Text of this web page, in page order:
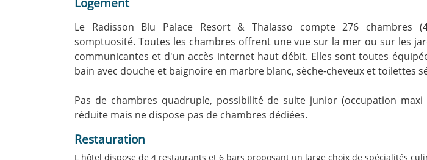
Le Radisson Blu Palace Resort & Thalasso compte 276
somptuosité. Toutes les chambres offrent une vue sur la mer ou sur les
communicantes et d'un accès internet haut débit. Elles sont toutes
bain avec douche et baignoire en marbre blanc, sèche-cheveux et toilettes
Pas de chambres quadruple, possibilité de suite junior (occupation maxi
réduite mais ne dispose pas de chambres dédiées.
Restauration
L hôtel dispose de 4 restaurants et 6 bars proposant un large choix de spécialités